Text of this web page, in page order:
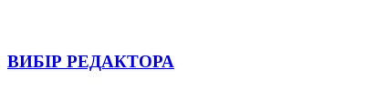
ВИБІР РЕДАКТОРА